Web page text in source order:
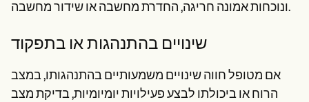
ונוכחות אמונה חריגה, החדרת מחשבה או שידור מחשבה.
שינויים בהתנהגות או בתפקוד
אם מטופל חווה שינויים משמעותיים בהתנהגותו, במצב
הרוח או ביכולתו לבצע פעילויות יומיומיות, בדיקת מצב